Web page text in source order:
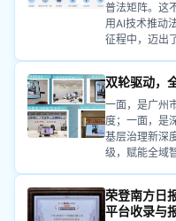
普法矩阵。这
用AI技术推动
征程中，迈出
双轮驱动，
一面，是广州
度；一面，是
基层治理新深
级，赋能全域
荣登南方日
平台收录与